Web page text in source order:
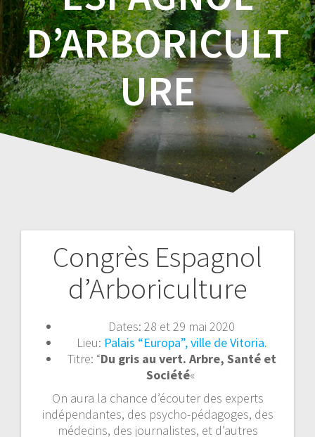
D’ARBORICULT
URE
Congrès Espagnol
d’Arboriculture
Dates: 28 et 29 mai 2020
Lieu: Palais “Europa”, ville de Vitoria.
Titre: “Du gris au vert. Arbre, Santé et
Société«
On aura la chance d’écouter des experts
indépendantes, des psycho-pédagoges, des
médecins, des journalistes, et d’autres
Navigation
l’article